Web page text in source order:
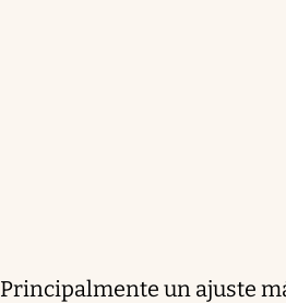
Principalmente un ajuste